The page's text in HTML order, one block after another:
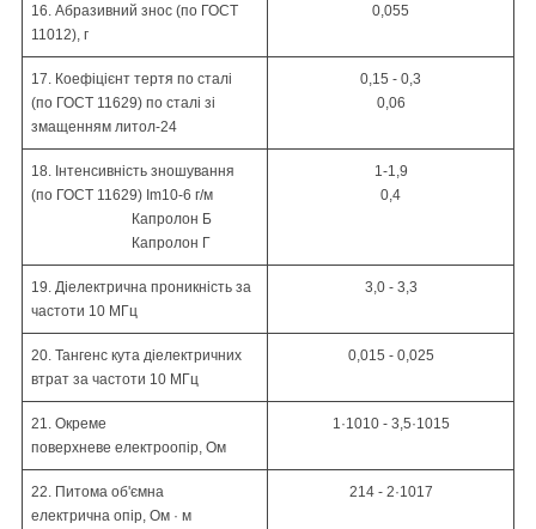
16. Абразивний знос (по ГОСТ
11012) , г
0,055
17. Коефіцієнт тертя по сталі
(по ГОСТ 11629)по сталі зі
змащенням литол-24
0,15 - 0,3
0,06
18. Інтенсивність зношування
(по ГОСТ 11629) Im10-6 г/м
Капролон Б
Капролон Г
1-1,9
0,4
19. Діелектрична проникністьза
частоти 10 МГц
3,0 - 3,3
20. Тангенс кута діелектричних
втратза частоти 10 МГц
0,015 - 0,025
21. Окреме
поверхневеелектроопір , Ом
1·1010- 3,5·1015
22. Питома об'ємна
електричнаопір, Ом ·м
214- 2·1017